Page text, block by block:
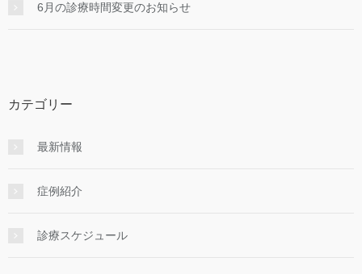
6月の診療時間変更のお知らせ
カテゴリー
最新情報
症例紹介
診療スケジュール